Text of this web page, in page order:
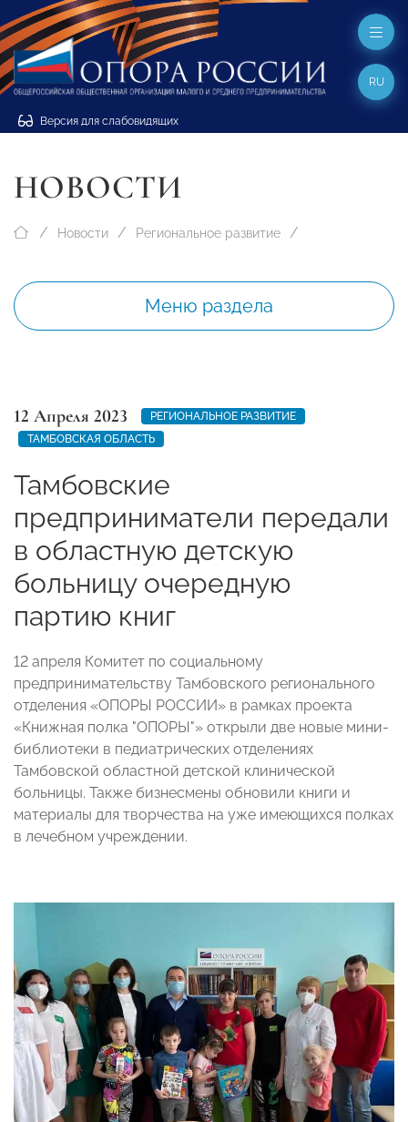
Версия для слабовидящих
RU
НОВОСТИ
Новости Региональное развитие
Меню раздела
12 Апреля 2023
РЕГИОНАЛЬНОЕ РАЗВИТИЕ
ТАМБОВСКАЯ ОБЛАСТЬ
Тамбовские
предприниматели передали
в областную детскую
больницу очередную
партию книг
12 апреля Комитет по социальному
предпринимательству Тамбовского регионального
отделения «ОПОРЫ РОССИИ» в рамках проекта
«Книжная полка "ОПОРЫ"» открыли две новые мини-
библиотеки в педиатрических отделениях
Тамбовской областной детской клинической
больницы. Также бизнесмены обновили книги и
материалы для творчества на уже имеющихся полках
в лечебном учреждении.